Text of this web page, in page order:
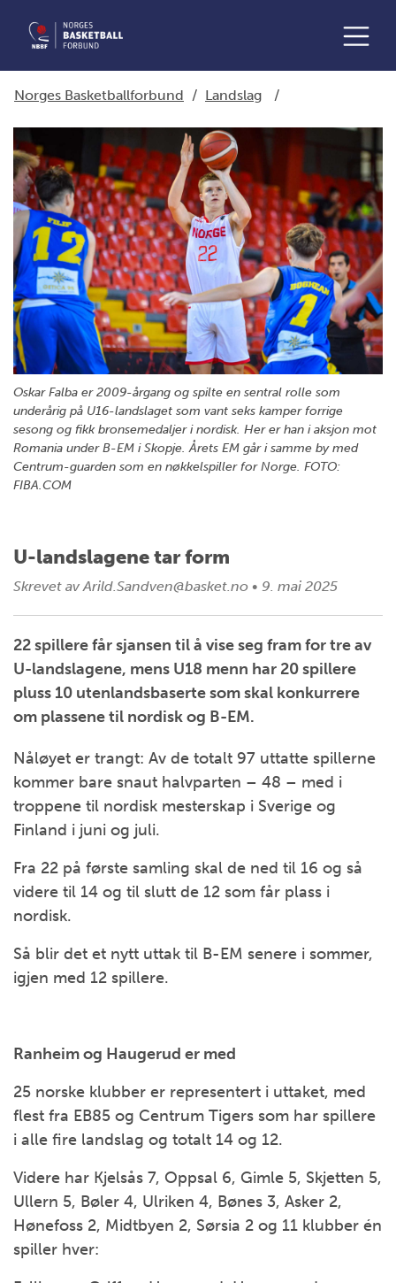
Norges Basketballforbund / Landslag /
Oskar Falba er 2009-årgang og spilte en sentral rolle som
underårig på U16-landslaget som vant seks kamper forrige
sesong og fikk bronsemedaljer i nordisk. Her er han i aksjon mot
Romania under B-EM i Skopje. Årets EM går i samme by med
Centrum-guarden som en nøkkelspiller for Norge. FOTO:
FIBA.COM
U-landslagene tar form
Skrevet av Arild.Sandven@basket.no • 9. mai 2025
22 spillere får sjansen til å vise seg fram for tre av
U-landslagene, mens U18 menn har 20 spillere
pluss 10 utenlandsbaserte som skal konkurrere
om plassene til nordisk og B-EM.
Nåløyet er trangt: Av de totalt 97 uttatte spillerne
kommer bare snaut halvparten – 48 – med i
troppene til nordisk mesterskap i Sverige og
Finland i juni og juli.
Fra 22 på første samling skal de ned til 16 og så
videre til 14 og til slutt de 12 som får plass i
nordisk.
Så blir det et nytt uttak til B-EM senere i sommer,
igjen med 12 spillere.
Ranheim og Haugerud er med
25 norske klubber er representert i uttaket, med
flest fra EB85 og Centrum Tigers som har spillere
i alle fire landslag og totalt 14 og 12.
Videre har Kjelsås 7, Oppsal 6, Gimle 5, Skjetten 5,
Ullern 5, Bøler 4, Ulriken 4, Bønes 3, Asker 2,
Hønefoss 2, Midtbyen 2, Sørsia 2 og 11 klubber én
spiller hver: